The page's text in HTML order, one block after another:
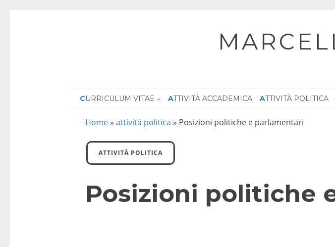
CURRICULUM VITAE ATTIVITÀ ACCADEMICA ATTIVITÀ POLITICA
Home » attività politica » Posizioni politiche e parlamentari
ATTIVITÀ POLITICA
Posizioni politiche